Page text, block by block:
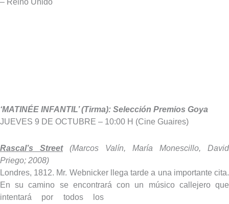
‘MATINÉE INFANTIL’ (Tirma): Selección Premios Goya
JUEVES 9 DE OCTUBRE – 10:00 H (Cine Guaires)
Rascal’s Street(Marcos Valín, María Monescillo, David
Priego; 2008)
Londres, 1812. Mr. Webnicker llega tarde a una importante cita.
En su camino se encontrará con un músico callejero que
intentará por todos los